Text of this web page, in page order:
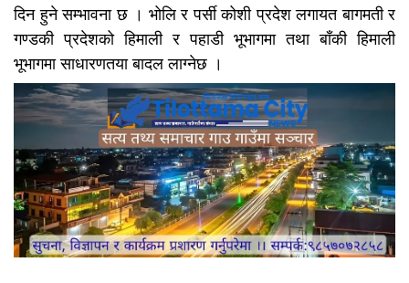
दिन हुने सम्भावना छ । भोलि र पर्सी कोशी प्रदेश लगायत बागमती र
गण्डकी प्रदेशको हिमाली र पहाडी भूभागमा तथा बाँकी हिमाली
भूभागमा साधारणतया बादल लाग्नेछ ।